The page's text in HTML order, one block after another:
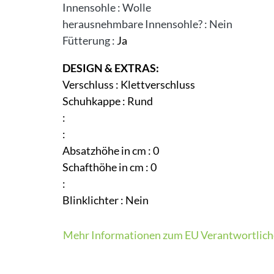
Innensohle:Wolle
herausnehmbare Innensohle?: Nein
Fütterung: Ja
DESIGN & EXTRAS:
Verschluss : Klettverschluss
Schuhkappe: Rund
:
:
Absatzhöhe in cm :0
Schafthöhe in cm :0
:
Blinklichter: Nein
Mehr Informationen zum EU